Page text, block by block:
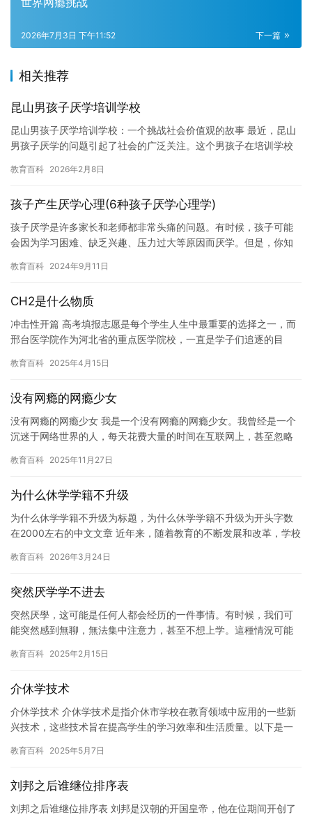
下一篇
2026年7月3日 下午11:52
相关推荐
昆山男孩子厌学培训学校
昆山男孩子厌学培训学校：一个挑战社会价值观的故事 最近，昆山
男孩子厌学的问题引起了社会的广泛关注。这个男孩子在培训学校
隐藏…
教育百科 2026年2月8日
孩子产生厌学心理(6种孩子厌学心理学)
孩子厌学是许多家长和老师都非常头痛的问题。有时候，孩子可能
会因为学习困难、缺乏兴趣、压力过大等原因而厌学。但是，你知
探讨 …
教育百科 2024年9月11日
CH2是什么物质
冲击性开篇 高考填报志愿是每个学生人生中最重要的选择之一，而
邢台医学院作为河北省的重点医学院校，一直是学子们追逐的目
握录取…
教育百科 2025年4月15日
没有网瘾的网瘾少女
没有网瘾的网瘾少女 我是一个没有网瘾的网瘾少女。我曾经是一个
沉迷于网络世界的人，每天花费大量的时间在互联网上，甚至忽略
体，浏…
教育百科 2025年11月27日
为什么休学学籍不升级
为什么休学学籍不升级为标题，为什么休学学籍不升级为开头字数
在2000左右的中文文章 近年来，随着教育的不断发展和改革，学校
教育百科 2026年3月24日
突然厌学学不进去
突然厌學，这可能是任何人都会经历的一件事情。有时候，我们可
能突然感到無聊，無法集中注意力，甚至不想上学。這種情況可能
該怎麼…
教育百科 2025年2月15日
介休学技术
介休学技术 介休学技术是指介休市学校在教育领域中应用的一些新
兴技术，这些技术旨在提高学生的学习效率和生活质量。以下是一
教育百科 2025年5月7日
刘邦之后谁继位排序表
刘邦之后谁继位排序表 刘邦是汉朝的开国皇帝，他在位期间开创了